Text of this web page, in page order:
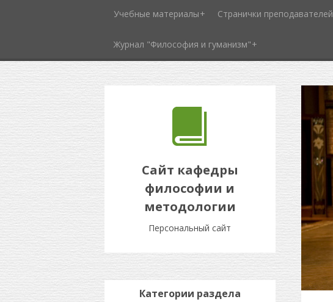
Учебные материалы Странички преподавателей
Журнал "Философия и гуманизм"
Сайт кафедры
философии и
методологии
Персональный сайт
Категории раздела